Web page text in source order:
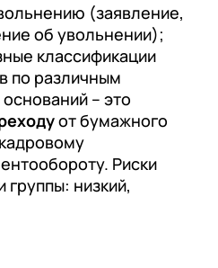
(заявление,
об увольнении);
классификации
по различным
– это
от бумажного
Риски
группы: низкий,